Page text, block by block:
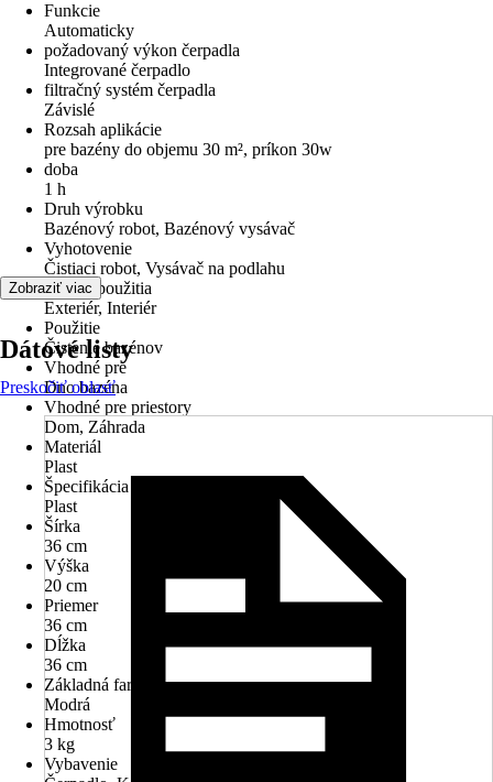
Funkcie
Automaticky
požadovaný výkon čerpadla
Integrované čerpadlo
filtračný systém čerpadla
Závislé
Rozsah aplikácie
pre bazény do objemu 30 m², príkon 30w
doba
1 h
Druh výrobku
Bazénový robot, Bazénový vysávač
Vyhotovenie
Čistiaci robot, Vysávač na podlahu
Oblasť použitia
Exteriér, Interiér
Použitie
Čistenie bazénov
Vhodné pre
Dno bazéna
Vhodné pre priestory
Dom, Záhrada
Materiál
Plast
Špecifikácia materiálu
Plast
Šírka
36 cm
Výška
20 cm
Priemer
36 cm
Dĺžka
36 cm
Základná farba
Modrá
Hmotnosť
3 kg
Vybavenie
Zobraziť viac
Dátové listy
Preskočiť oblasť